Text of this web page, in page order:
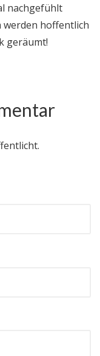
nachgefühlt
werden hoffentlich
geräumt!